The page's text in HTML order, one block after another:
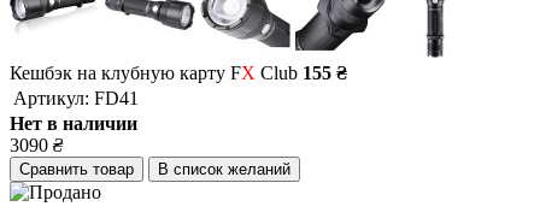
Кешбэк на клубную карту FX Club 155 ₴
Артикул: FD41
Нет в наличии
3090 ₴
Сравнить товар В список желаний